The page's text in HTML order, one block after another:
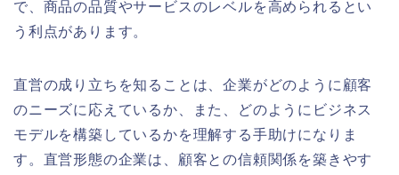
で、商品の品質やサービスのレベルを高められるとい
う利点があります。
直営の成り立ちを知ることは、企業がどのように顧客
のニーズに応えているか、また、どのようにビジネス
モデルを構築しているかを理解する手助けになりま
す。直営形態の企業は、顧客との信頼関係を築きやす